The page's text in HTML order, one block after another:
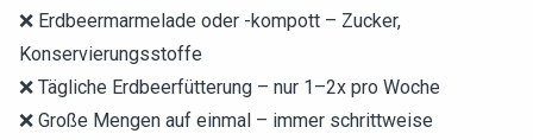
❌ Erdbeermarmelade oder -kompott – Zucker,
Konservierungsstoffe
❌ Tägliche Erdbeerfütterung – nur 1–2x pro Woche
❌ Große Mengen auf einmal – immer schrittweise